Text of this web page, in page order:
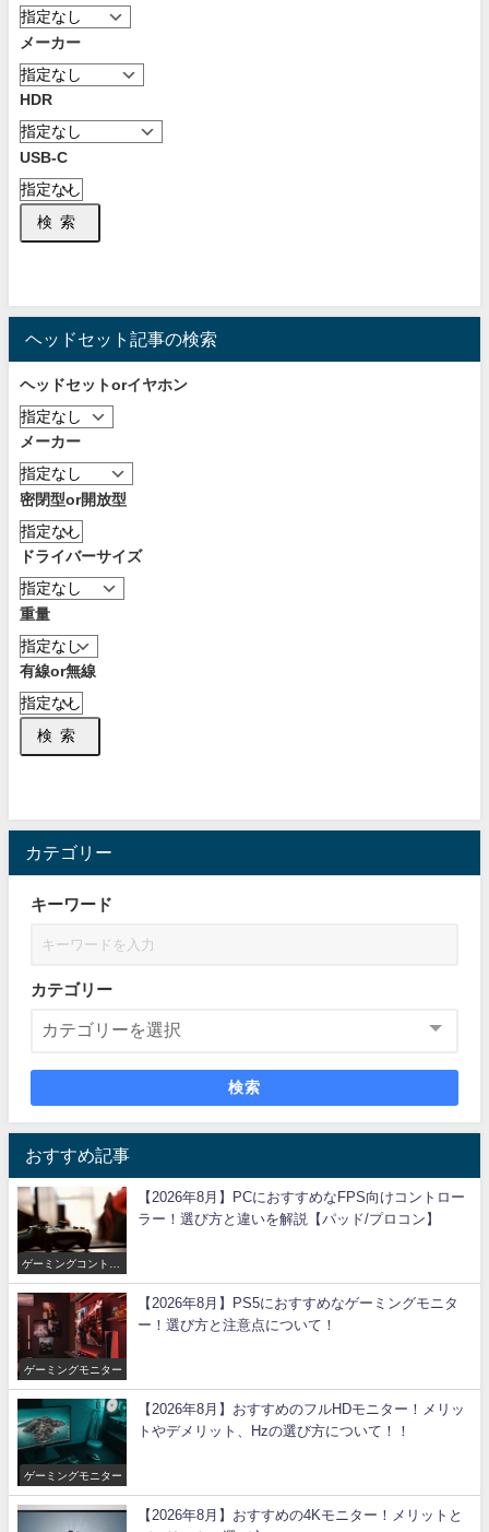
メーカー
HDR
USB-C
検索
ヘッドセット記事の検索
ヘッドセットorイヤホン
メーカー
密閉型or開放型
ドライバーサイズ
重量
有線or無線
検索
カテゴリー
キーワード
カテゴリー
検索
おすすめ記事
ゲーミングコントロ
【2026年8月】PCにおすすめなFPS向けコントロー
ラー！選び方と違いを解説【パッド/プロコン】
ゲーミングモニター
【2026年8月】PS5におすすめなゲーミングモニタ
ー！選び方と注意点について！
ゲーミングモニター
【2026年8月】おすすめのフルHDモニター！メリッ
トやデメリット、Hzの選び方について！！
【2026年8月】おすすめの4Kモニター！メリットと